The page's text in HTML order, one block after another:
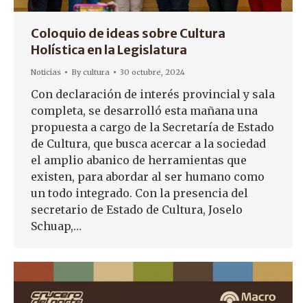
Coloquio de ideas sobre Cultura
Holística en la Legislatura
Noticias Bycultura 30 octubre, 2024
Con declaración de interés provincial y sala
completa, se desarrolló esta mañana una
propuesta a cargo de la Secretaría de Estado
de Cultura, que busca acercar a la sociedad
el amplio abanico de herramientas que
existen, para abordar al ser humano como
un todo integrado. Con la presencia del
secretario de Estado de Cultura, Joselo
Schuap,…